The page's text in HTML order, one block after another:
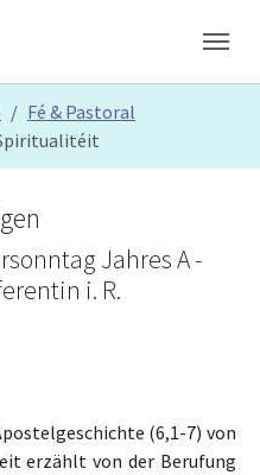
Fé & Pastoral
Jahres A -
i. R.
(6,1-7) von
erzählt von der Berufung